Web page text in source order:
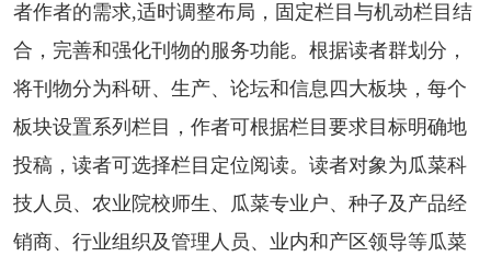
者作者的需求,适时调整布局，固定栏目与机动栏目结
合，完善和强化刊物的服务功能。根据读者群划分，
将刊物分为科研、生产、论坛和信息四大板块，每个
板块设置系列栏目，作者可根据栏目要求目标明确地
投稿，读者可选择栏目定位阅读。读者对象为瓜菜科
技人员、农业院校师生、瓜菜专业户、种子及产品经
销商、行业组织及管理人员、业内和产区领导等瓜菜